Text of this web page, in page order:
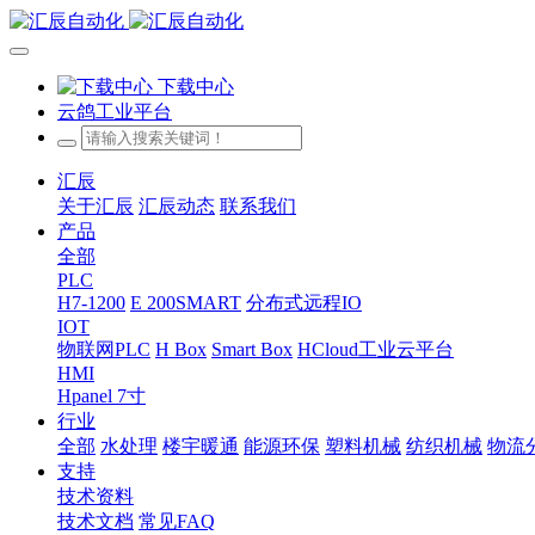
下载中心
云鸽工业平台
汇辰
关于汇辰 汇辰动态 联系我们
产品
全部
PLC
H7-1200 E 200SMART 分布式远程IO
IOT
物联网PLC H Box Smart Box HCloud工业云平台
HMI
Hpanel 7寸
行业
全部 水处理 楼宇暖通 能源环保 塑料机械 纺织机械 物流
支持
技术资料
技术文档 常见FAQ